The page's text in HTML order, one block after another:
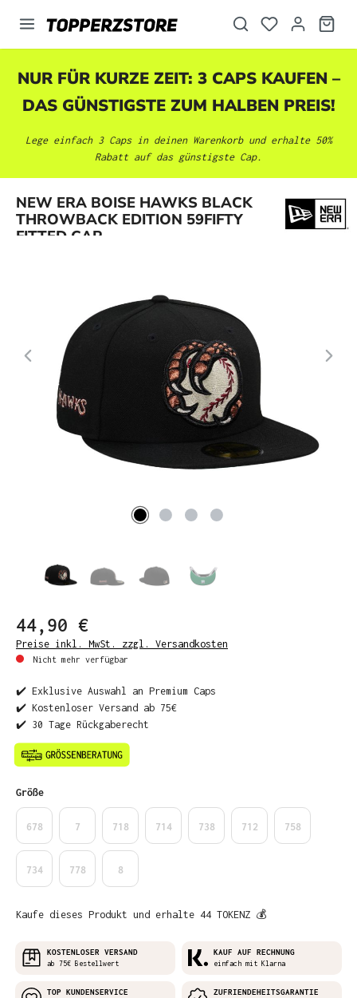
springen
NUR FÜR KURZE ZEIT: 3 CAPS KAUFEN –
DAS GÜNSTIGSTE ZUM HALBEN PREIS!
Lege einfach 3 Caps in deinen Warenkorb und erhalte 50%
Rabatt auf das günstigste Cap.
NEW ERA BOISE HAWKS BLACK
THROWBACK EDITION 59FIFTY
FITTED CAP
Bildergalerie überspringen
44,90 €
Preise inkl. MwSt. zzgl. Versandkosten
Nicht mehr verfügbar
✔️ Exklusive Auswahl an Premium Caps
✔️ Kostenloser Versand ab 75€
✔️ 30 Tage Rückgaberecht
Größeauswählen
678 7 718 714 738 712 758
734 778 8
Kaufe dieses Produkt und erhalte 44 TOKENZ 💰
KOSTENLOSER VERSAND
ab 75€ Bestellwert
KAUF AUF RECHNUNG
einfach mit Klarna
TOP KUNDENSERVICE
ZUFRIENDEHEITSGARANTIE